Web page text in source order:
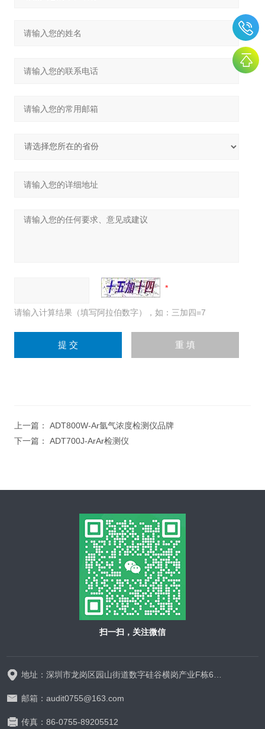
请输入计算结果（填写阿拉伯数字），如：三加四=7
上一篇： ADT800W-Ar氩气浓度检测仪品牌
下一篇： ADT700J-ArAr检测仪
扫一扫，关注微信
地址：深圳市龙岗区园山街道数字硅谷横岗产业F栋628-629
邮箱：audit0755@163.com
传真：86-0755-89205512